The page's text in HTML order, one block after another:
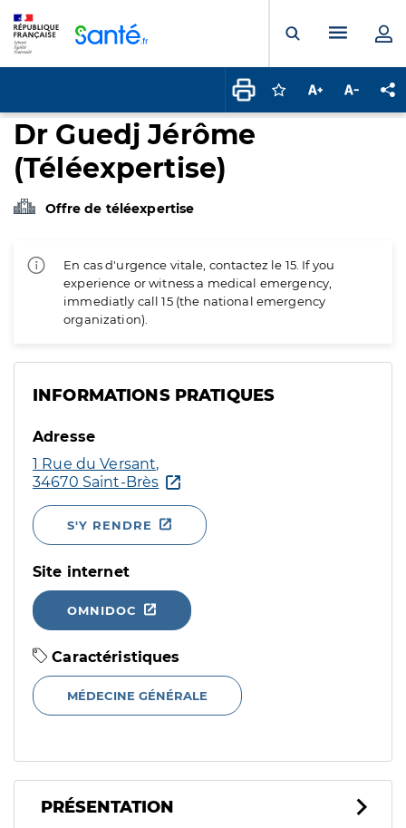
Ouvrir laMenu
Connectez-vous
Augmenter la
Dr Guedj Jérôme
(Téléexpertise)
Offre de téléexpertise
En cas d'urgence vitale, contactez le 15. If you
experience or witness a medical emergency,
immediatly call 15 (the national emergency
organization).
INFORMATIONS PRATIQUES
Adresse
1 Rue du Versant,
34670 Saint-Brès
S'Y RENDRE
Site internet
OMNIDOC
Caractéristiques
MÉDECINE GÉNÉRALE
PRÉSENTATION